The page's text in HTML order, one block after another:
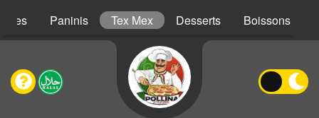
Paninis Tex Mex Desserts Boissons